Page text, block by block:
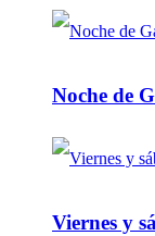
Noche de
Viernes y